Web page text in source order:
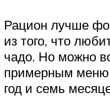
Рацион лучше
из того, что
чадо. Но можно
примерным
год и семь